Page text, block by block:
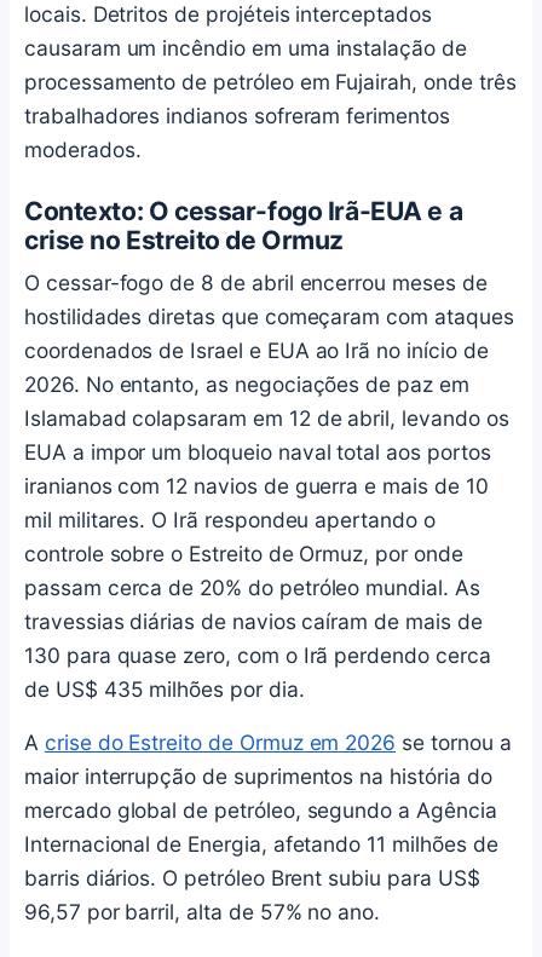
locais. Detritos de projéteis interceptados
causaram um incêndio em uma instalação de
processamento de petróleo em Fujairah, onde três
trabalhadores indianos sofreram ferimentos
moderados.
Contexto: O cessar-fogo Irã-EUA e a
crise no Estreito de Ormuz
O cessar-fogo de 8 de abril encerrou meses de
hostilidades diretas que começaram com ataques
coordenados de Israel e EUA ao Irã no início de
2026. No entanto, as negociações de paz em
Islamabad colapsaram em 12 de abril, levando os
EUA a impor um bloqueio naval total aos portos
iranianos com 12 navios de guerra e mais de 10
mil militares. O Irã respondeu apertando o
controle sobre o Estreito de Ormuz, por onde
passam cerca de 20% do petróleo mundial. As
travessias diárias de navios caíram de mais de
130 para quase zero, com o Irã perdendo cerca
de US$ 435 milhões por dia.
A crise do Estreito de Ormuz em 2026 se tornou a
maior interrupção de suprimentos na história do
mercado global de petróleo, segundo a Agência
Internacional de Energia, afetando 11 milhões de
barris diários. O petróleo Brent subiu para US$
96,57 por barril, alta de 57% no ano.